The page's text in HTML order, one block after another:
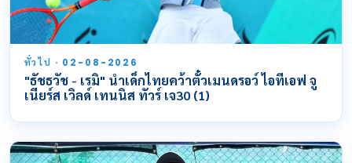
ทั่วไป · 02-08-2026
"ธัชธวัช - เรมิ" นำเด็กไทยคว้าตั๋วเมนดรอว์ ไอทีเอฟ จู
เนียร์ส เวิลด์ เทนนิส ทัวร์ เจ30 (1)